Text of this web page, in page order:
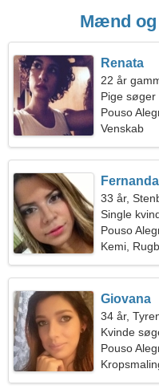
Mænd
Renata
22 år
Pige
Pouso
Venskab
Fernanda
33 år,
Single
Pouso
Kemi,
Giovana
34 år,
Kvinde
Pouso